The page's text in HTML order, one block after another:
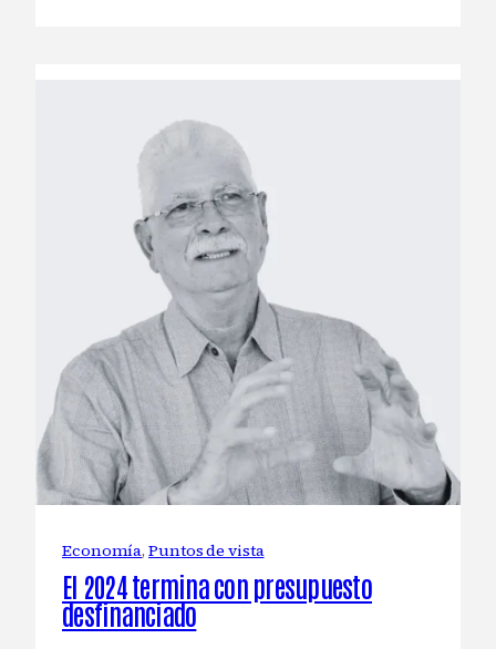
Economía, Puntos de vista
El 2024 termina con presupuesto
desfinanciado